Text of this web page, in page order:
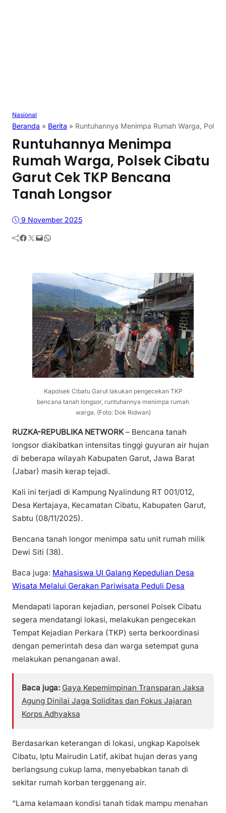
Nasional
Beranda » Berita » Runtuhannya Menimpa Rumah Warga,
Runtuhannya Menimpa
Rumah Warga, Polsek Cibatu
Garut Cek TKP Bencana
Tanah Longsor
9 November 2025
Facebook Twitter Mail WhatsApp
Kapolsek Cibatu Garut lakukan pengecekan TKP
bencana tanah longsor, runtuhannya menimpa rumah
warga. (Foto: Dok Ridwan)
RUZKA-REPUBLIKA NETWORK– Bencana tanah
longsor diakibatkan intensitas tinggi guyuran air hujan
di beberapa wilayah Kabupaten Garut, Jawa Barat
(Jabar) masih kerap tejadi.
Kali ini terjadi di Kampung Nyalindung RT 001/012,
Desa Kertajaya, Kecamatan Cibatu, Kabupaten Garut,
Sabtu (08/11/2025).
Bencana tanah longor menimpa satu unit rumah milik
Dewi Siti (38).
Baca juga: Mahasiswa UI Galang Kepedulian Desa
Wisata Melalui Gerakan Pariwisata Peduli Desa
Mendapati laporan kejadian, personel Polsek Cibatu
segera mendatangi lokasi, melakukan pengecekan
Tempat Kejadian Perkara (TKP) serta berkoordinasi
dengan pemerintah desa dan warga setempat guna
melakukan penanganan awal.
Baca juga: Gaya Kepemimpinan Transparan Jaksa
Agung Dinilai Jaga Soliditas dan Fokus Jajaran
Korps Adhyaksa
Berdasarkan keterangan di lokasi, ungkap Kapolsek
Cibatu, Iptu Mairudin Latif, akibat hujan deras yang
berlangsung cukup lama, menyebabkan tanah di
sekitar rumah korban terggenang air.
“Lama kelamaan kondisi tanah tidak mampu menahan